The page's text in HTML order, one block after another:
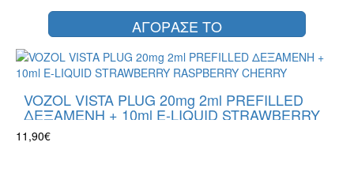
ΑΓΟΡΑΣΕ ΤΟ
VOZOL VISTA PLUG 20mg 2ml PREFILLED
ΔΕΞΑΜΕΝΗ + 10ml E-LIQUID STRAWBERRY
RASPBERRY CHERRY
11,90€